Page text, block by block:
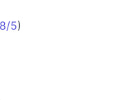
5)